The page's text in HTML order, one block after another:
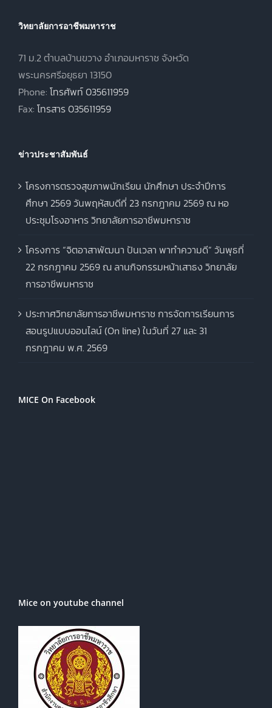
วิทยาลัยการอาชีพมหาราช
71 ม.2 ตำบลบ้านขวาง อำเภอมหาราช จังหวัด
พระนครศรีอยุธยา 13150
Phone: โทรศัพท์ 035611959
Fax: โทรสาร 035611959
ข่าวประชาสัมพันธ์
โครงการตรวจสุขภาพนักเรียน นักศึกษา ประจำปีการ
ศึกษา 2569 วันพฤหัสบดีที่ 23 กรกฎาคม 2569 ณ หอ
ประชุมโรงอาหาร วิทยาลัยการอาชีพมหาราช
โครงการ “จิตอาสาพัฒนา ปันเวลา พาทำความดี” วันพุธที่
22 กรกฎาคม 2569 ณ ลานกิจกรรมหน้าเสาธง วิทยาลัย
การอาชีพมหาราช
ประกาศวิทยาลัยการอาชีพมหาราช การจัดการเรียนการ
สอนรูปแบบออนไลน์ (On line) ในวันที่ 27 และ 31
กรกฎาคม พ.ศ. 2569
MICE On Facebook
Mice on youtube channel